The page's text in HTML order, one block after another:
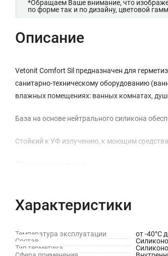
*Обращаем Ваше внимание, что
по форме так и по дизайну, цветовой
Описание
Vetonit Comfort Sil предназначен для
санитарно-техническому оборудованию
влажных помещениях: ванных комнатах,
База на основе нейтрального силикона
Стойкий к УФ излучению, к моющим
Без запаха
Стойкость к моющим средствам,
Гладкий и однородный шов
Идеальное сочетание с затирками Vetonit
Характеристики
Температура эксплуатации от -40°С
Состав
Тип герметика